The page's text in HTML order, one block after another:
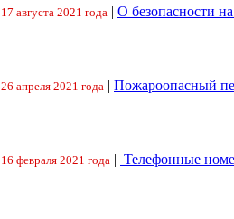
17 августа 2021 года | О безопасности
26 апреля 2021 года | Пожароопасный
16 февраля 2021 года | Телефонные